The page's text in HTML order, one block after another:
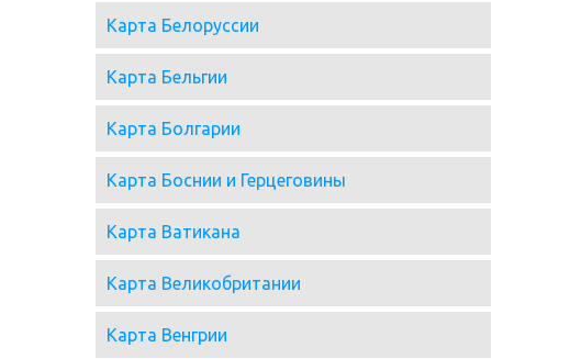
Карта Белоруссии
Карта Бельгии
Карта Болгарии
Карта Боснии и Герцеговины
Карта Ватикана
Карта Великобритании
Карта Венгрии